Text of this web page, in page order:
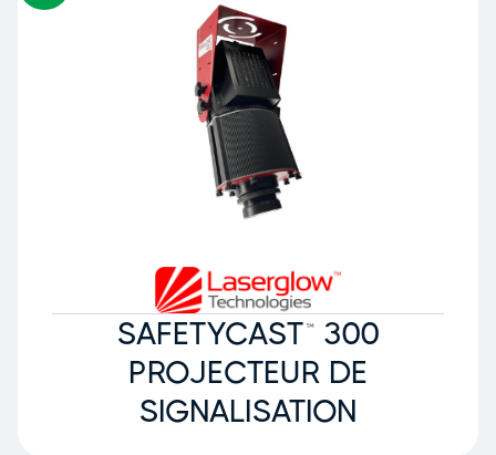
SAFETYCAST™ 300
PROJECTEUR DE
SIGNALISATION